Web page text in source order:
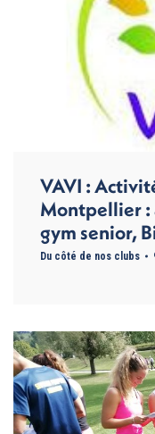
VAVI :
Montpellier :
gym senior,
Du côté de nos clubs